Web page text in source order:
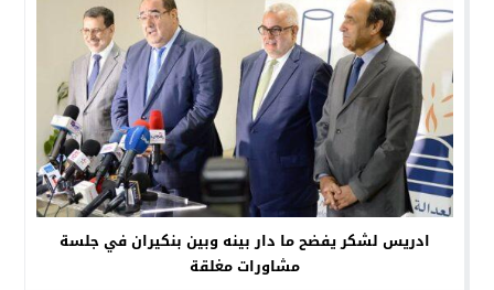
ادريس لشكر يفضح ما دار بينه وبين بنكيران في جلسة
مشاورات مغلقة